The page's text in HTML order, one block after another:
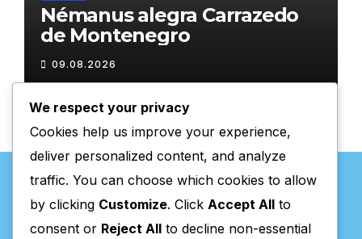
Némanus alegra Carrazedo
de Montenegro
09.08.2026
We respect your privacy
Cookies help us improve your experience,
deliver personalized content, and analyze
traffic. You can choose which cookies to allow
by clicking Customize. Click Accept All to
consent or Reject All to decline non-essential